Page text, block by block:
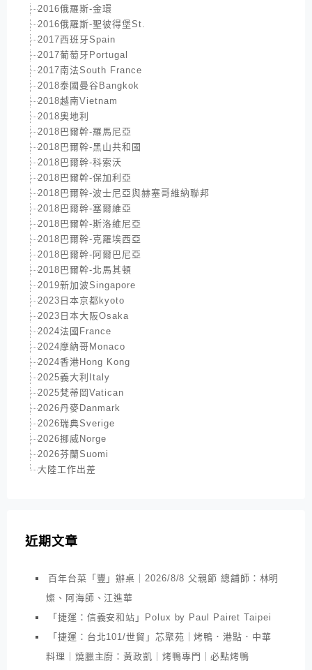
2016俄羅斯-金環
2016俄羅斯-聖彼得堡St.
2017西班牙Spain
2017葡萄牙Portugal
2017南法South France
2018泰國曼谷Bangkok
2018越南Vietnam
2018奧地利
2018巴爾幹-羅馬尼亞
2018巴爾幹-黑山共和國
2018巴爾幹-科索沃
2018巴爾幹-保加利亞
2018巴爾幹-波士尼亞與赫塞哥維納聯邦
2018巴爾幹-塞爾維亞
2018巴爾幹-斯洛維尼亞
2018巴爾幹-克羅埃西亞
2018巴爾幹-阿爾巴尼亞
2018巴爾幹-北馬其頓
2019新加波Singapore
2023日本京都kyoto
2023日本大阪Osaka
2024法國France
2024摩納哥Monaco
2024香港Hong Kong
2025義大利Italy
2025梵蒂岡Vatican
2026丹麥Danmark
2026瑞典Sverige
2026挪威Norge
2026芬蘭Suomi
大陸工作出差
近期文章
百年台菜「豐」辦桌｜2026/8/8 父親節 總舖師：林明
燦、阿海師、江進華
「捷運：信義安和站」Polux by Paul Pairet Taipei
「捷運：台北101/世貿」芯聚苑｜烤鴨．港點．中華
料理｜燒臘主廚：黃政凱｜烤鴨專門｜必點烤鴨